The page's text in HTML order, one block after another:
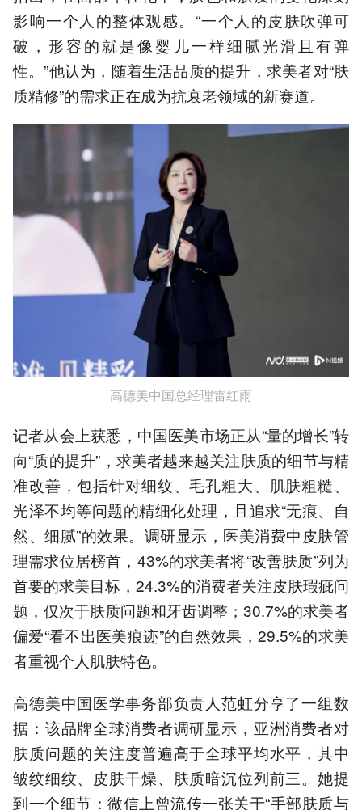
影响一个人的整体观感。“一个人的皮肤吹弹可
破，形容的就是像婴儿一样细腻光滑且有弹
性。”他认为，随着生活品质的提升，求美者对“肤
质精修”的需求正在成为抗衰老领域的新赛道。
高德美中国总经理雷红雨
记者从会上获悉，中国医美市场正从“量的增长”转
向“质的提升”，求美者越来越关注肤质的细节与精
准改善，包括针对细纹、毛孔粗大、肌肤粗糙、
光泽不均等问题的精细化处理，且追求“无痕、自
然、细腻”的效果。调研显示，医美消费中皮肤管
理需求位居榜首，43%的求美者将“改善肤质”列为
首要的求美目标，24.3%的消费者关注皮肤瑕疵问
题，仅次于肤质问题和牙齿调整；30.7%的求美者
偏爱“看不出医美痕迹”的自然效果，29.5%的求美
者重视个人肌肤特色。
高德美中国医学事务部负责人范虹分享了一组数
据：该品牌全球消费者调研显示，亚洲消费者对
肤质问题的关注度普遍高于全球平均水平，其中
皱纹细纹、皮肤干燥、肤质暗沉位列前三。她提
到一个细节：微信上曾流传一张关于“手部肤质与